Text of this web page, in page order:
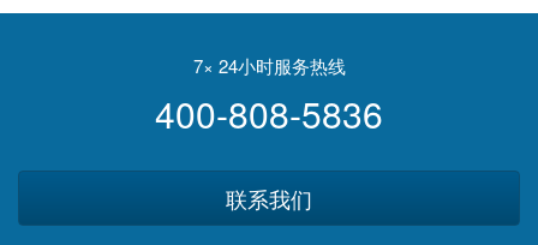
南必取3分，李铁国足盼首
分，若再不赢李铁恐悬了
7× 24小时服务热线
400-808-5836
联系我们